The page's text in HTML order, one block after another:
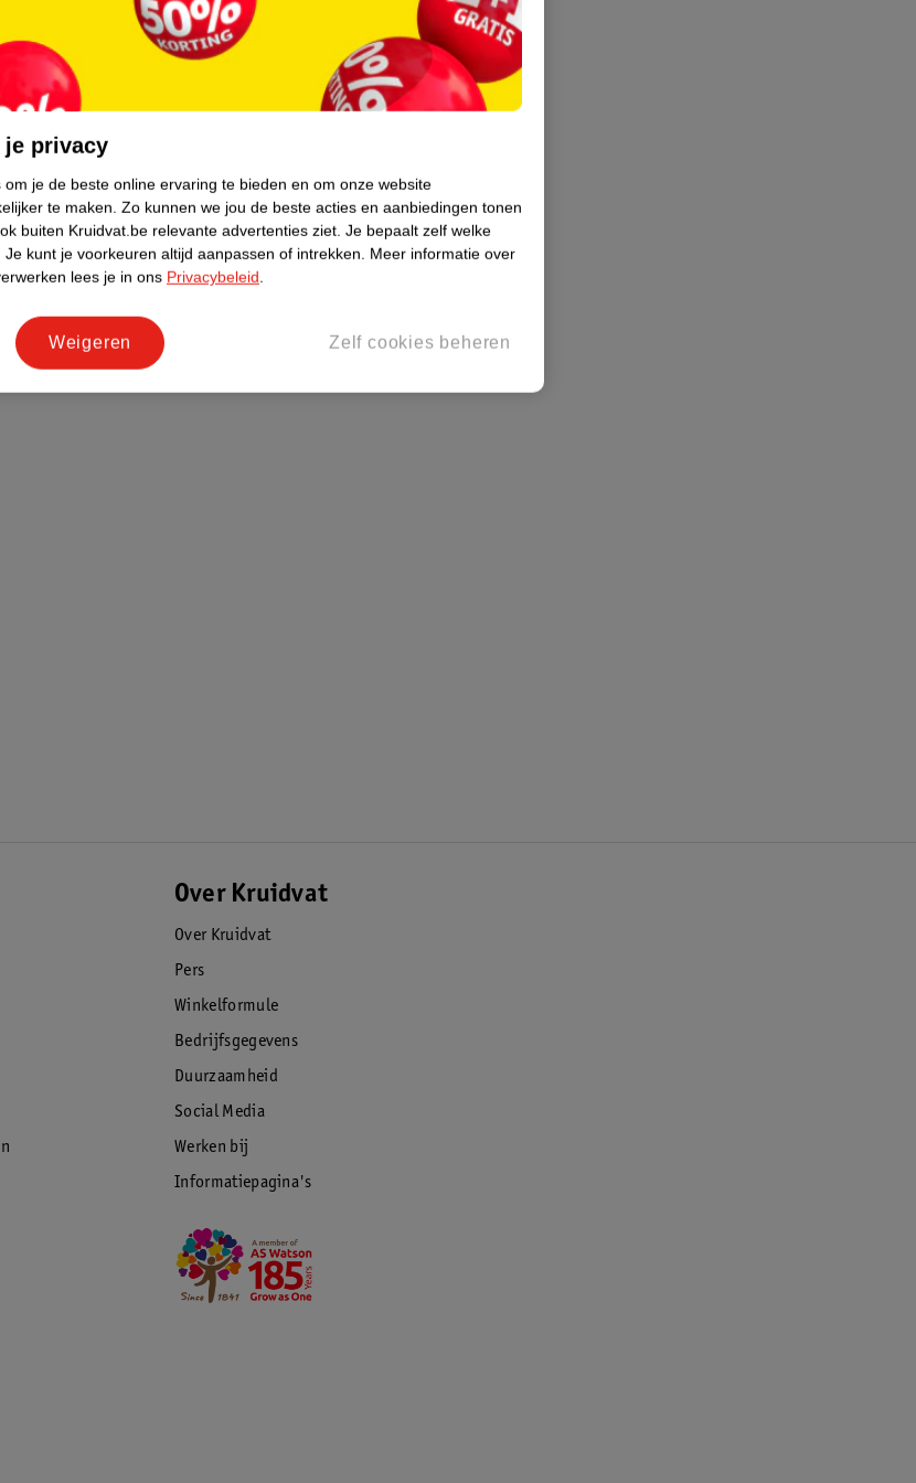
Over Kruidvat
Over Kruidvat
Pers
Winkelformule
Bedrijfsgegevens
Duurzaamheid
Social Media
Werken bij
Informatiepagina's
je privacy
om je de beste online ervaring te bieden en om onze website
te maken. Zo kunnen we jou de beste acties en aanbiedingen tonen
buiten Kruidvat.be relevante advertenties ziet. Je bepaalt zelf welke
Je kunt je voorkeuren altijd aanpassen of intrekken. Meer informatie over
lees je in ons Privacybeleid.
Zelf cookies beheren
Weigeren